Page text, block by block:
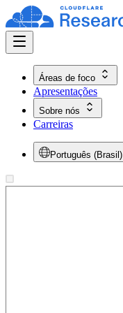
Áreas de foco
Apresentações
Sobre nós
Carreiras
Português (Brasil)